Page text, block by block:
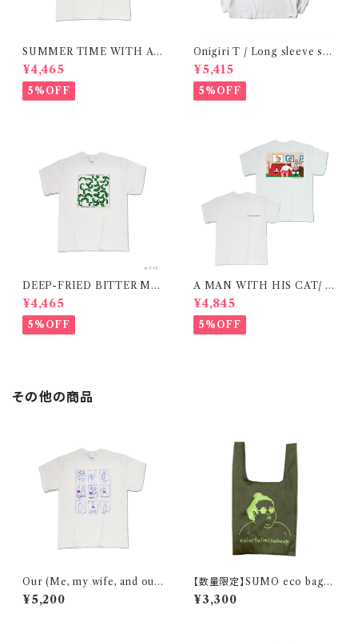
SUMMER TIME WITH A
CAT / RED / T-shirt 在庫限
りで終了
¥4,465
5%OFF
Onigiri T / Long sleeve shi
rt 在庫限りで終了
¥5,415
5%OFF
DEEP-FRIED BITTER ME
LON T SHIRT/ 揚げたてゴー
ヤtシャツ 在庫限りで終了
¥4,465
5%OFF
A MAN WITH HIS CAT/ T
-shirt 在庫限りで終了
¥4,845
5%OFF
その他の商品
Our (Me, my wife, and our
cats) morning routine / T-s
hirt
¥5,200
【数量限定】SUMO eco bag /
olive
¥3,300